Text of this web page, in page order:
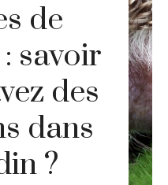
de
savoir
des
dans
?